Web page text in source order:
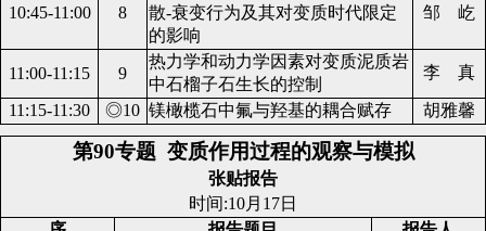
10:45-11:00 8
散-衰变行为及其对变质时代限定
的影响
邹 屹
11:00-11:15 9
热力学和动力学因素对变质泥质岩
中石榴子石生长的控制
李 真
11:15-11:30 ◎10 镁橄榄石中氟与羟基的耦合赋存 胡雅馨
第90专题 变质作用过程的观察与模拟
张贴报告
时间:10月17日